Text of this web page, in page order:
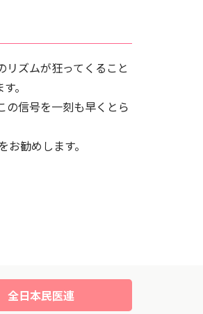
ズムが狂ってくること
。
の信号を一刻も早くとら
勧めします。
全日本民医連